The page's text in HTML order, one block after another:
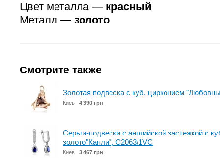
Цвет металла — красный
Металл — золото
Смотрите также
Золотая подвеска с куб. цирконием
Киев 4 390 грн
Серьги-подвески с английской застежкой с
золото"Капли", С2063/1VС
Киев 3 467 грн